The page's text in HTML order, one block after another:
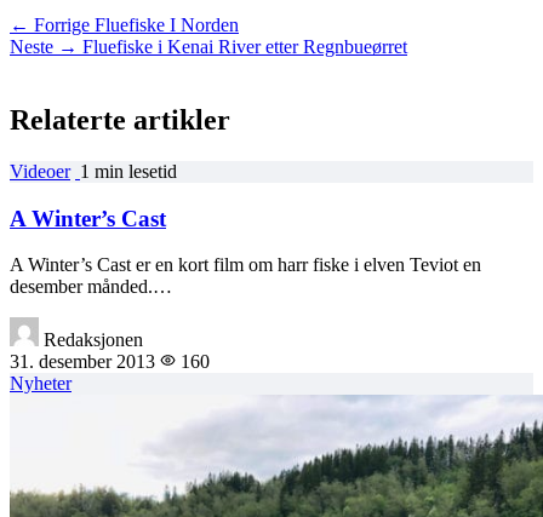
← Forrige Fluefiske I Norden
Neste → Fluefiske i Kenai River etter Regnbueørret
Relaterte artikler
Videoer 1 min lesetid
A Winter’s Cast
A Winter’s Cast er en kort film om harr fiske i elven Teviot en
desember månded.…
Redaksjonen
31. desember 2013
160
Nyheter